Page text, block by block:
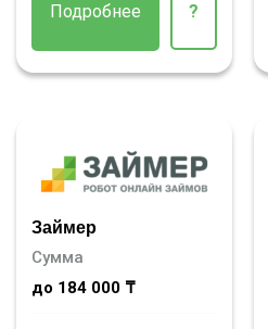
Подробнее ?
Займер
Сумма
до 184 000 ₸